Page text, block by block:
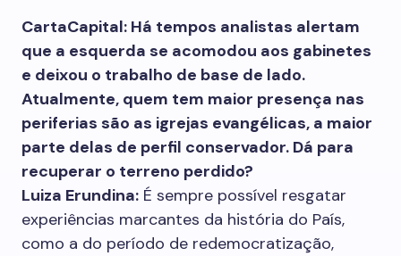
CartaCapital: Há tempos analistas alertam
que a esquerda se acomodou aos gabinetes
e deixou o trabalho de base de lado.
Atualmente, quem tem maior presença nas
periferias são as igrejas evangélicas, a maior
parte delas de perfil conservador. Dá para
recuperar o terreno perdido?
Luiza Erundina: É sempre possível resgatar
experiências marcantes da história do País,
como a do período de redemocratização,